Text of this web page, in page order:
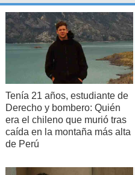
Tenía 21 años, estudiante de
Derecho y bombero: Quién
era el chileno que murió tras
caída en la montaña más alta
de Perú